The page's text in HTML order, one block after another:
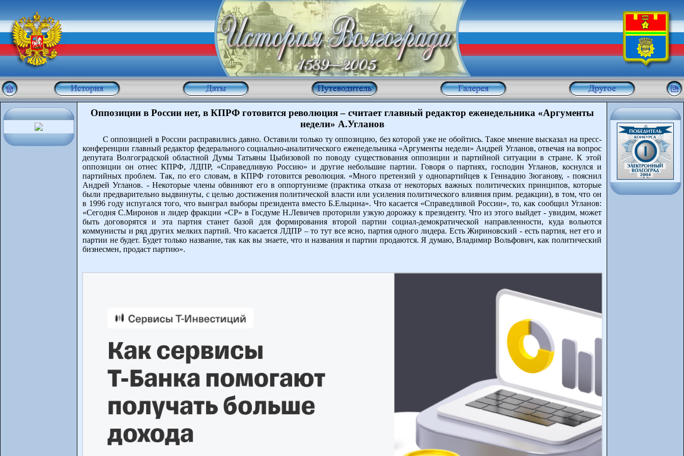
Оппозиции в России нет, в КПРФ готовится революция – считает главный редактор еженедельника «Аргументы
недели» А.Угланов
С оппозицией в России расправились давно. Оставили только ту оппозицию, без которой уже не обойтись. Такое мнение высказал на пресс-
конференции главный редактор федерального социально-аналитического еженедельника «Аргументы недели» Андрей Угланов, отвечая на вопрос
депутата Волгоградской областной Думы Татьяны Цыбизовой по поводу существования оппозиции и партийной ситуации в стране. К этой
оппозиции он отнес КПРФ, ЛДПР, «Справедливую Россию» и другие небольшие партии. Говоря о партиях, господин Угланов, коснулся и
партийных проблем. Так, по его словам, в КПРФ готовится революция. «Много претензий у однопартийцев к Геннадию Зюганову, - пояснил
Андрей Угланов. - Некоторые члены обвиняют его в оппортунизме (практика отказа от некоторых важных политических принципов, которые
были предварительно выдвинуты, с целью достижения политической власти или усиления политического влияния прим. редакции), в том, что он
в 1996 году испугался того, что выиграл выборы президента вместо Б.Ельцина». Что касается «Справедливой России», то, как сообщил Угланов:
«Сегодня С.Миронов и лидер фракции «СР» в Госдуме Н.Левичев проторили узкую дорожку к президенту. Что из этого выйдет - увидим, может
быть договорятся и эта партия станет базой для формирования второй партии социал-демократической направленности, куда вольются
коммунисты и ряд других мелких партий. Что касается ЛДПР – то тут все ясно, партия одного лидера. Есть Жириновский - есть партия, нет его и
партии не будет. Будет только название, так как вы знаете, что и названия и партии продаются. Я думаю, Владимир Вольфович, как политический
бизнесмен, продаст партию».